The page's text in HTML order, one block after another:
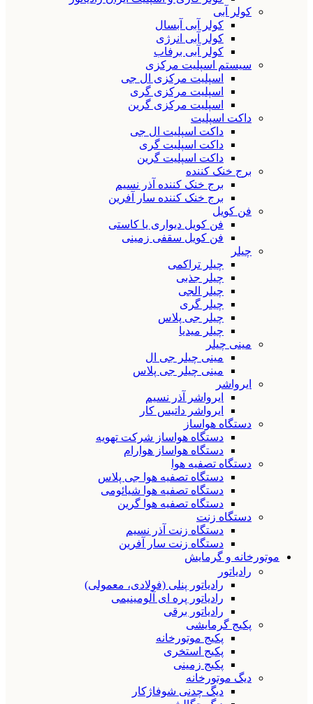
کولر آبی
کولر آبی آبسال
کولر آبی انرژی
کولر آبی برفاب
سیستم اسپلیت مرکزی
اسپلیت مرکزی ال جی
اسپلیت مرکزی گری
اسپلیت مرکزی گرین
داکت اسپلیت
داکت اسپلیت ال جی
داکت اسپلیت گری
داکت اسپلیت گرین
برج خنک کننده
برج خنک کننده آذر نسیم
برج خنک کننده سار آفرین
فن کویل
فن کویل دیواری یا کاستی
فن کویل سقفی زمینی
چیلر
چیلر تراکمی
چیلر جذبی
چیلر الجی
چیلر گری
چیلر جی پلاس
چیلر میدیا
مینی چیلر
مینی چیلر جی ال
مینی چیلر جی پلاس
ایرواشر
ایرواشر آذر نسیم
ایرواشر داتیس کار
دستگاه هواساز
دستگاه هواساز شرکت تهویه
دستگاه هواساز هوارام
دستگاه تصفیه هوا
دستگاه تصفیه هوا جی پلاس
دستگاه تصفیه هوا شیائومی
دستگاه تصفیه هوا گرین
دستگاه زنت
دستگاه زنت آذر نسیم
دستگاه زنت سار آفرین
موتورخانه و گرمایش
رادیاتور
رادیاتور پنلی (فولادی، معمولی)
رادیاتور پره ای آلومینیمی
رادیاتور برقی
پکیج گرمایشی
پکیج موتورخانه
پکیج استخری
پکیج زمینی
دیگ موتورخانه
دیگ چدنی شوفاژکار